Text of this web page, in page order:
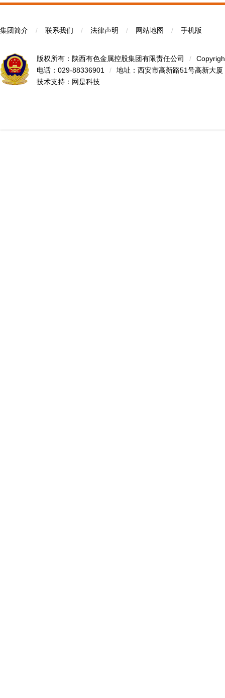
集团简介 / 联系我们 / 法律声明 / 网站地图 / 手机版
版权所有：陕西有色金属控股集团有限责任公司 /
电话：029-88336901
/
地址：西安市高新路51号高新大厦
技术支持： 网是科技